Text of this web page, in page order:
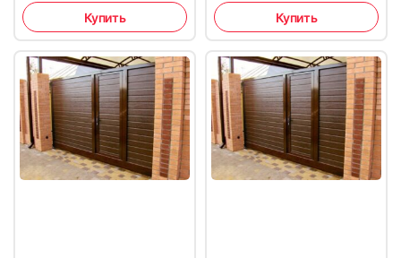
Купить Купить